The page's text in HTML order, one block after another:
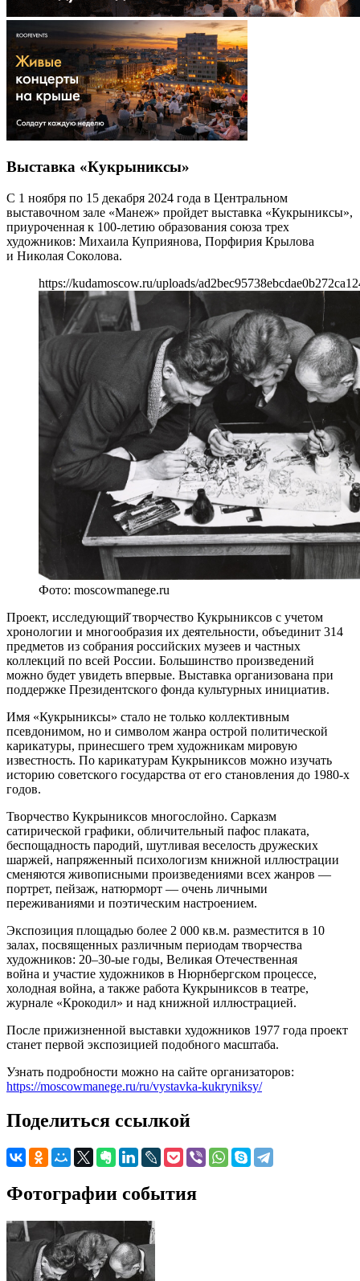
Выставка «Кукрыниксы»
С 1 ноября по 15 декабря 2024 года в Центральном
выставочном зале «Манеж» пройдет выставка «Кукрыниксы»,
приуроченная к 100-летию образования союза трех
художников: Михаила Куприянова, Порфирия Крылова
и Николая Соколова.
https://kudamoscow.ru/uploads/
Фото: moscowmanege.ru
Проект, исследующий̆ творчество Кукрыниксов с учетом
хронологии и многообразия их деятельности, объединит 314
предметов из собрания российских музеев и частных
коллекций по всей России. Большинство произведений
можно будет увидеть впервые. Выставка организована при
поддержке Президентского фонда культурных инициатив.
Имя «Кукрыниксы» стало не только коллективным
псевдонимом, но и символом жанра острой политической
карикатуры, принесшего трем художникам мировую
известность. По карикатурам Кукрыниксов можно изучать
историю советского государства от его становления до 1980-х
годов.
Творчество Кукрыниксов многослойно. Сарказм
сатирической графики, обличительный пафос плаката,
беспощадность пародий, шутливая веселость дружеских
шаржей, напряженный психологизм книжной иллюстрации
сменяются живописными произведениями всех жанров —
портрет, пейзаж, натюрморт — очень личными
переживаниями и поэтическим настроением.
Экспозиция площадью более 2 000 кв.м. разместится в 10
залах, посвященных различным периодам творчества
художников: 20–30-ые годы, Великая Отечественная
война и участие художников в Нюрнбергском процессе,
холодная война, а также работа Кукрыниксов в театре,
журнале «Крокодил» и над книжной иллюстрацией.
После прижизненной выставки художников 1977 года проект
станет первой экспозицией подобного масштаба.
Узнать подробности можно на сайте организаторов:
https://moscowmanege.ru/ru/vystavka-kukryniksy/
Поделиться ссылкой
Фотографии события